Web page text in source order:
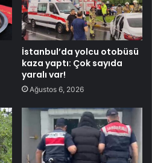
İstanbul’da yolcu otobüsü
kaza yaptı: Çok sayıda
yaralı var!
Ağustos 6, 2026